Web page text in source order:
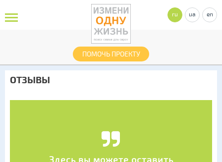
ПОМОЧЬ ПРОЕКТУ
ru ua en
ОТЗЫВЫ